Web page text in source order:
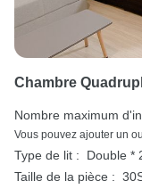
Chambre
Nombre maximum
Vous pouvez ajouter un
Type de lit :
Double *
Taille de la pièce :